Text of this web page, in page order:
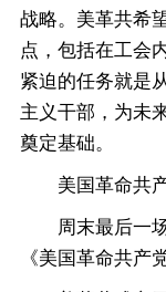
战略。美革共希
点，包括在工会
紧迫的任务就是
主义干部，为未
奠定基础。
美国革命共产
周末最后一场
《美国革命共产